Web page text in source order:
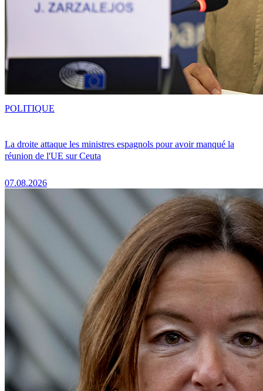
La droite attaque les ministres espagnols pour avoir manqué la
réunion de l'UE sur Ceuta
07.08.2026
POLITIQUE